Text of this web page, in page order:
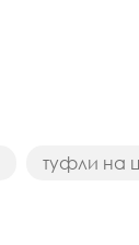
туфли на